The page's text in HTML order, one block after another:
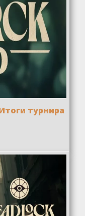
турнира